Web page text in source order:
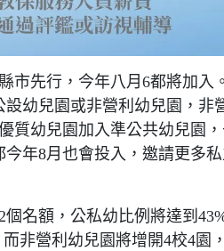
市先行，今年八月6都將加入。
幼兒園或非營利幼兒園，非
質幼兒園加入準公共幼兒園
年8月也會投入，邀請更多
名額，公私幼比例將達到
非營利幼兒園將增開4校4園，